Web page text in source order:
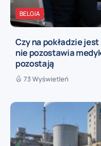
BELGIA
Czy na pokładzie
nie pozostawia
pozostają
73 Wyświetleń